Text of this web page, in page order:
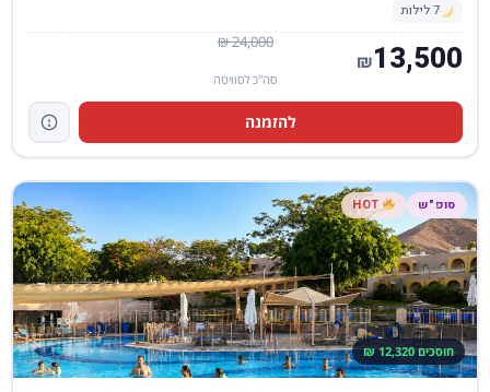
7 לילות
24,000 ₪ 13,500
₪
סה"כ לסוויטה
להזמנה
סופ"ש HOT
חוסכים 12,320 ₪